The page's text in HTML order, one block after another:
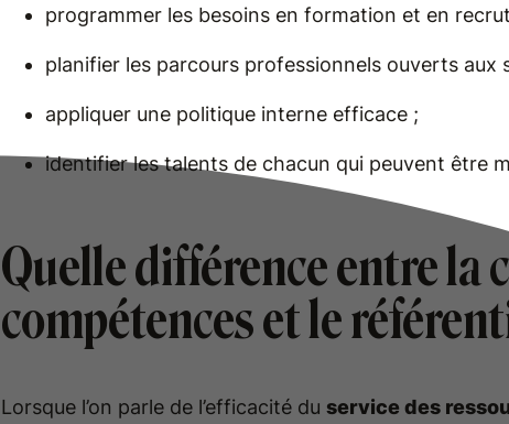
programmer les besoins en formation et en
planifier les parcours professionnels ouverts aux
appliquer une politique interne efficace ;
identifier les talents de chacun qui peuvent être
Quelle différence entre la
compétences et le
Lorsque l’on parle de l’efficacité du service des